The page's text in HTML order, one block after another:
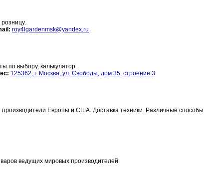
roy4lgardenmsk@yandex.ru
по выбору, калькулятор.
125362, г. Москва, ул. Свободы, дом 35, строение 3
Европы и США. Доставка техники. Различные способы
ведущих мировых производителей.